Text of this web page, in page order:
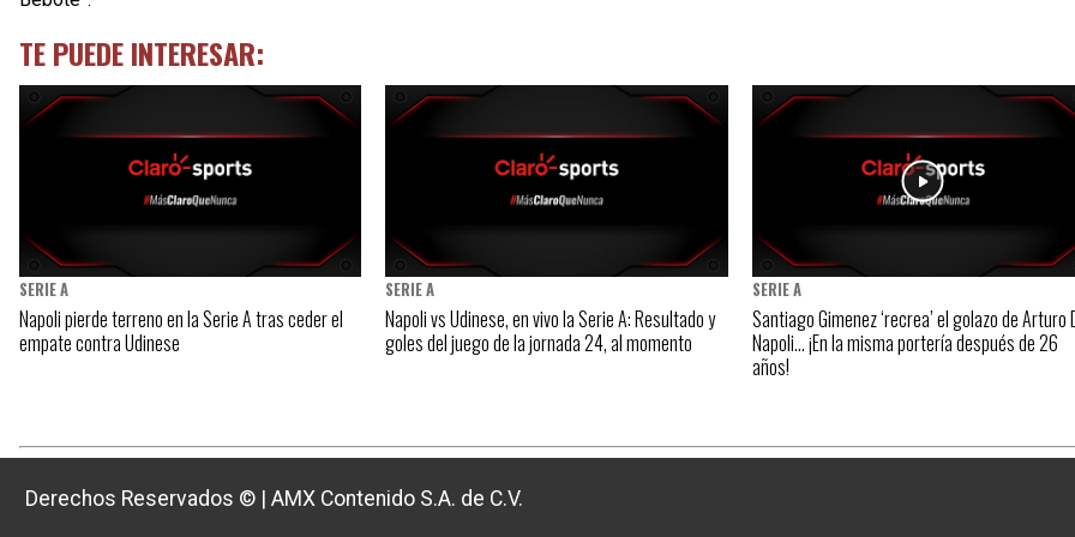
TE PUEDE INTERESAR:
SERIE A
Napoli pierde terreno en la Serie A tras ceder el
empate contra Udinese
SERIE A
Napoli vs Udinese, en vivo la Serie A: Resultado y
goles del juego de la jornada 24, al momento
SERIE A
Santiago Gimenez ‘recrea’ el golazo de Arturo
Napoli… ¡En la misma portería después de 26
años!
Derechos Reservados ©
AMX Contenido S.A. de C.V.